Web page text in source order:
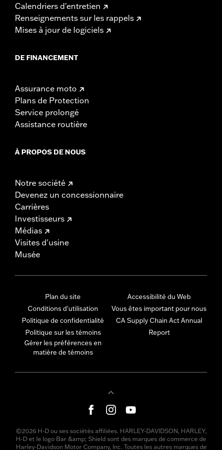
Calendriers d'entretien
Renseignements sur les rappels
Mises à jour de logiciels
DE FINANCEMENT
Assurance moto
Plans de Protection
Service prolongé
Assistance routière
À PROPOS DE NOUS
Notre société
Devenez un concessionnaire
Carrières
Investisseurs
Médias
Visites d'usine
Musée
Plan du site
Conditions d'utilisation
Politique de confidentialité
Politique sur les témoins
Gérer les préférences en
matière de témoins
Accessibilité du Web
Vous êtes important pour nous
CA Supply Chain Act Annual
Report
©2026 H-D ou ses sociétés affiliées. HARLEY-DAVIDSON, HARLEY,
H-D et le logo Bar &amp; Shield sont des marques de commerce de
Harley-Davidson Motor Company, Inc. Toutes les autres marques de